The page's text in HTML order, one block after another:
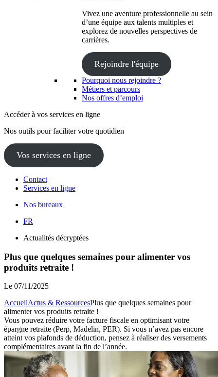
Vivez une aventure professionnelle au sein
d’une équipe aux talents multiples et
explorez de nouvelles perspectives de
carrières.
Rejoindre l'équipe
Pourquoi nous rejoindre ?
Métiers et parcours
Nos offres d’emploi
Accéder à vos services en ligne
Nos outils pour faciliter votre quotidien
Vos services en ligne
Contact
Services en ligne
Nos bureaux
FR
Actualités décryptées
Plus que quelques semaines pour alimenter vos
produits retraite !
Le 07/11/2025
AccueilActus & RessourcesPlus que quelques semaines pour
alimenter vos produits retraite !
Vous pouvez réduire votre facture fiscale en optimisant votre
épargne retraite (Perp, Madelin, PER). Si vous n’avez pas encore
atteint vos plafonds de déduction, pensez à réaliser des versements
complémentaires avant la fin de l’année.